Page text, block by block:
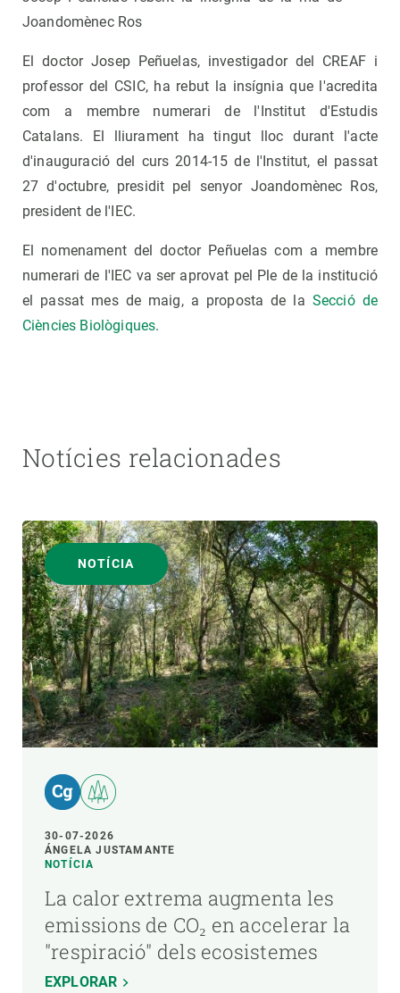
Joandomènec Ros
El doctor Josep Peñuelas, investigador del CREAF i
professor del CSIC, ha rebut la insígnia que l'acredita
com a membre numerari de l'Institut d'Estudis
Catalans. El lliurament ha tingut lloc durant l'acte
d'inauguració del curs 2014-15 de l'Institut, el passat
27 d'octubre, presidit pel senyor Joandomènec Ros,
president de l'IEC.
El nomenament del doctor Peñuelas com a membre
numerari de l'IEC va ser aprovat pel Ple de la institució
el passat mes de maig, a proposta de la Secció de
Ciències Biològiques.
Notícies relacionades
NOTÍCIA
30-07-2026
ÁNGELA JUSTAMANTE
NOTÍCIA
La calor extrema augmenta les
emissions de CO₂ en accelerar la
"respiració" dels ecosistemes
EXPLORAR